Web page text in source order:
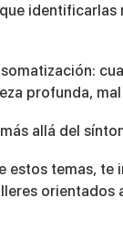
profunda,
allá del
estos temas, te